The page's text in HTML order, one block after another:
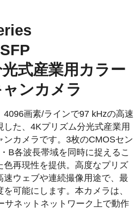
式産業用カラー
ンカメラ
4096画素/ラインで97 kHzの高速
した、4Kプリズム分光式産業用
ンカメラです。3枚のCMOSセン
B各波長帯域を同時に捉えるこ
色再現性を提供。高度なプリズ
速ウェブや連続撮像用途で、最
可能にします。本カメラは、
サネットネットワーク上で動作